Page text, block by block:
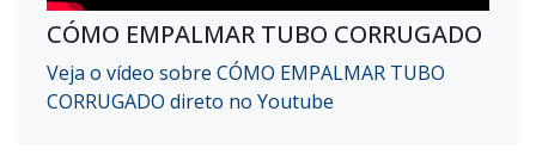
CÓMO EMPALMAR TUBO CORRUGADO
Veja o vídeo sobre CÓMO EMPALMAR TUBO
CORRUGADO direto no Youtube